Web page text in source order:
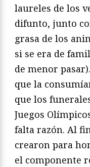
laureles de los
difunto, junto
grasa de los
si se era de
de menor
que la
que los
Juegos
falta razón. Al
crearon para
el componente